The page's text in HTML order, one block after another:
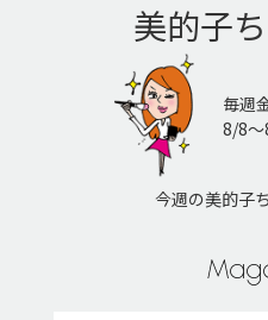
美的子
毎週
8/8〜
今週の美的子